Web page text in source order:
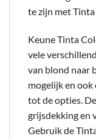
te zijn met
Keune Tinta
vele
van blond naar
mogelijk en
tot de opties.
grijsdekking en
Gebruik de